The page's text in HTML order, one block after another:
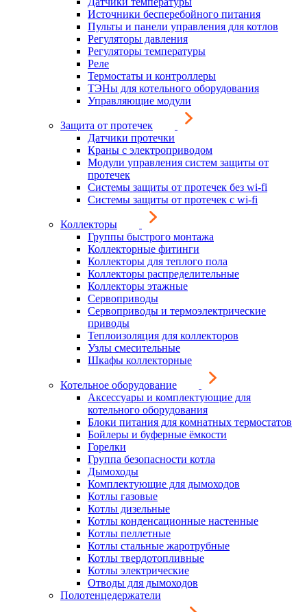
Источники бесперебойного питания
Пульты и панели управления для котлов
Регуляторы давления
Регуляторы температуры
Реле
Термостаты и контроллеры
ТЭНы для котельного оборудования
Управляющие модули
Защита от протечек
Датчики протечки
Краны с электроприводом
Модули управления систем защиты от
протечек
Системы защиты от протечек без wi-fi
Системы защиты от протечек с wi-fi
Коллекторы
Группы быстрого монтажа
Коллекторные фитинги
Коллекторы для теплого пола
Коллекторы распределительные
Коллекторы этажные
Сервоприводы
Сервоприводы и термоэлектрические
приводы
Теплоизоляция для коллекторов
Узлы смесительные
Шкафы коллекторные
Котельное оборудование
Аксессуары и комплектующие для
котельного оборудования
Блоки питания для комнатных термостатов
Бойлеры и буферные ёмкости
Горелки
Группа безопасности котла
Дымоходы
Комплектующие для дымоходов
Котлы газовые
Котлы дизельные
Котлы конденсационные настенные
Котлы пеллетные
Котлы стальные жаротрубные
Котлы твердотопливные
Котлы электрические
Отводы для дымоходов
Полотенцедержатели